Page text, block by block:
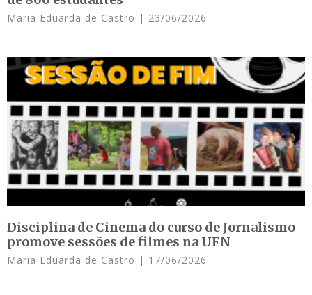
Maria Eduarda de Castro 23/06/2026
Disciplina de Cinema do curso de Jornalismo
promove sessões de filmes na UFN
Maria Eduarda de Castro 17/06/2026